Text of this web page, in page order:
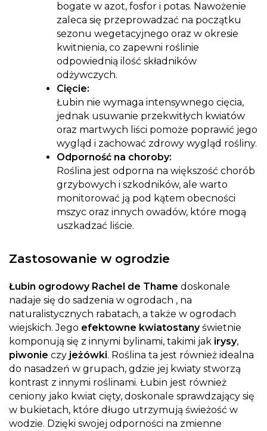
bogate w azot, fosfor i potas. Nawożenie
zaleca się przeprowadzać na początku
sezonu wegetacyjnego oraz w okresie
kwitnienia, co zapewni roślinie
odpowiednią ilość składników
odżywczych.
Cięcie:
Łubin nie wymaga intensywnego cięcia,
jednak usuwanie przekwitłych kwiatów
oraz martwych liści pomoże poprawić jego
wygląd i zachować zdrowy wygląd rośliny.
Odporność na choroby:
Roślina jest odporna na większość chorób
grzybowych i szkodników, ale warto
monitorować ją pod kątem obecności
mszyc oraz innych owadów, które mogą
uszkadzać liście.
Zastosowanie w ogrodzie
Łubin ogrodowy Rachel de Thame doskonale
nadaje się do sadzenia w ogrodach , na
naturalistycznych rabatach, a także w ogrodach
wiejskich. Jego efektowne kwiatostanyświetnie
komponują się z innymi bylinami, takimi jak irysy,
piwonie czy jeżówki. Roślina ta jest również idealna
do nasadzeń w grupach, gdzie jej kwiaty stworzą
kontrast z innymi roślinami. Łubin jest również
ceniony jako kwiat cięty, doskonale sprawdzający się
w bukietach, które długo utrzymują świeżość w
wodzie. Dzięki swojej odporności na zmienne